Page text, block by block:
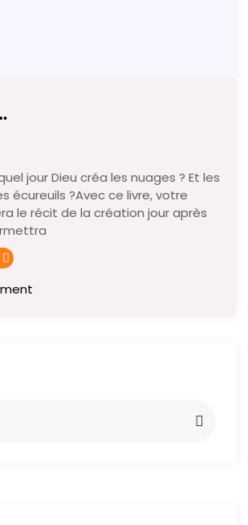
jour Dieu créa les nuages ? Et les
écureuils ?Avec ce livre, votre
le récit de la création jour après